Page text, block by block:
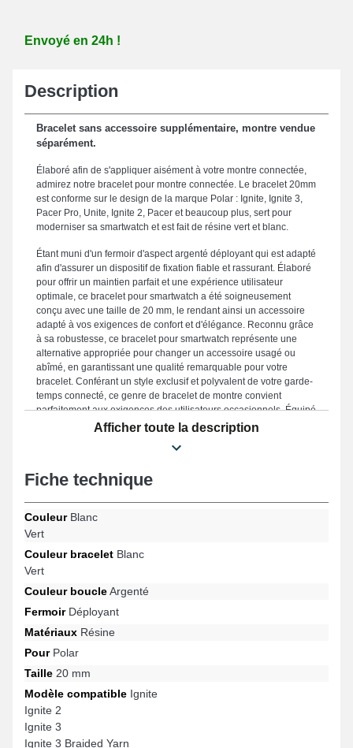
Envoyé en 24h !
Description
Bracelet sans accessoire supplémentaire, montre vendue
séparément.
Élaboré afin de s'appliquer aisément à votre montre connectée,
admirez notre bracelet pour montre connectée. Le bracelet 20mm
est conforme sur le design de la marque Polar : Ignite, Ignite 3,
Pacer Pro, Unite, Ignite 2, Pacer et beaucoup plus, sert pour
moderniser sa smartwatch et est fait de résine vert et blanc.
Étant muni d'un fermoir d'aspect argenté déployant qui est adapté
afin d'assurer un dispositif de fixation fiable et rassurant. Élaboré
pour offrir un maintien parfait et une expérience utilisateur
optimale, ce bracelet pour smartwatch a été soigneusement
conçu avec une taille de 20 mm, le rendant ainsi un accessoire
adapté à vos exigences de confort et d'élégance. Reconnu grâce
à sa robustesse, ce bracelet pour smartwatch représente une
alternative appropriée pour changer un accessoire usagé ou
abîmé, en garantissant une qualité remarquable pour votre
bracelet. Conférant un style exclusif et polyvalent de votre garde-
temps connecté, ce genre de bracelet de montre convient
parfaitement aux exigences des utilisateurs occasionnels. Équipé
d'un fermoir déployant de grande qualité, ce modèle assure une
références Ignite 2, Ignite 3 Titanium, Pacer Pro, Ignite 3 Braided
bracelet de montre résine Polar s'ajuste adéquatement à une
Afficher toute la description
Fiche technique
CouleurBlanc
Vert
Couleur bracelet Blanc
Vert
Couleur boucleArgenté
FermoirDéployant
Matériaux Résine
PourPolar
Taille 20 mm
Modèle compatible Ignite
Ignite 2
Ignite 3
Ignite 3 Braided Yarn